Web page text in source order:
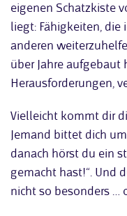
eigenen Schatzkiste
liegt: Fähigkeiten, die
anderen
über Jahre aufgebaut
Herausforderungen,
Vielleicht kommt dir
Jemand bittet dich
danach hörst du ein
gemacht hast!“. Und
nicht so besonders …